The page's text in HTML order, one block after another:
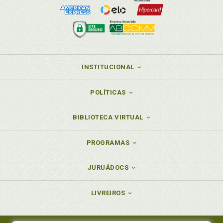
Militar. Regime jurídico-constitucional dos militares,
Militar. Regime jurídico-previdenciário dos militares,
Modelo de requerimento administrativo para
concessão de aposentadoria especial. Direito
concessão de aposentadoria por tempo de
Modelo de requerimento de CTC. Apêndice I, p. 211
estaduais do Paraná. Lei Estadual/PR 1.943/1954, p.
38
Normas gerais sobre inatividade de militares
Normas gerais sobre inatividades e pensões dos
INSTITUCIONAL
POLÍTICAS
BIBLIOTECA VIRTUAL
PROGRAMAS
JURUÁDOCS
LIVREIROS